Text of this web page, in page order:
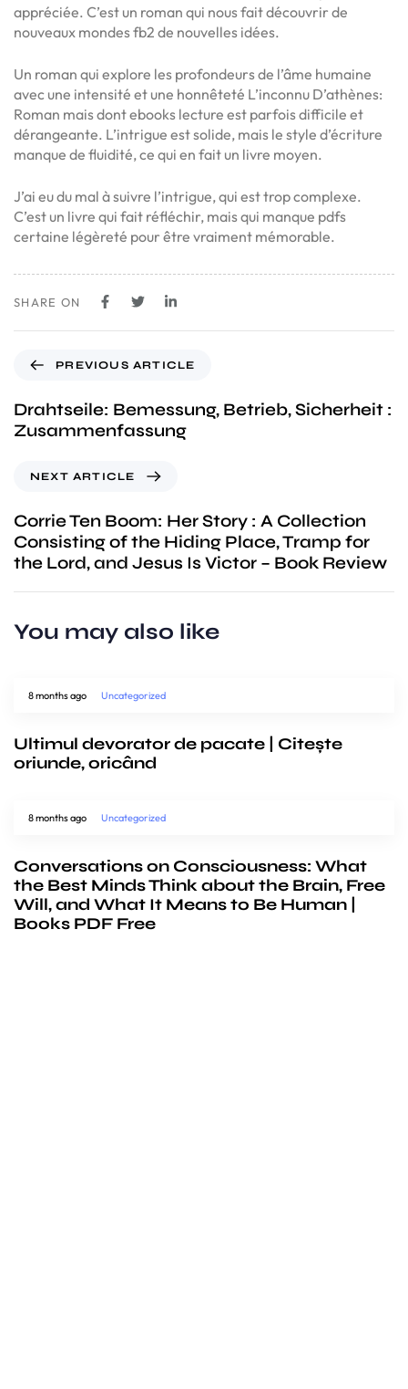
appréciée. C’est un roman qui nous fait découvrir de
nouveaux mondes fb2 de nouvelles idées.
Un roman qui explore les profondeurs de l’âme humaine
avec une intensité et une honnêteté L’inconnu D’athènes:
Roman mais dont ebooks lecture est parfois difficile et
dérangeante. L’intrigue est solide, mais le style d’écriture
manque de fluidité, ce qui en fait un livre moyen.
J’ai eu du mal à suivre l’intrigue, qui est trop complexe.
C’est un livre qui fait réfléchir, mais qui manque pdfs
certaine légèreté pour être vraiment mémorable.
SHARE ON
PREVIOUS ARTICLE
Drahtseile: Bemessung, Betrieb, Sicherheit :
Zusammenfassung
NEXT ARTICLE
Corrie Ten Boom: Her Story : A Collection
Consisting of the Hiding Place, Tramp for
the Lord, and Jesus Is Victor – Book Review
You may also like
8 months ago Uncategorized
Ultimul devorator de pacate | Citește
oriunde, oricând
8 months ago Uncategorized
Conversations on Consciousness: What
the Best Minds Think about the Brain, Free
Will, and What It Means to Be Human |
Books PDF Free